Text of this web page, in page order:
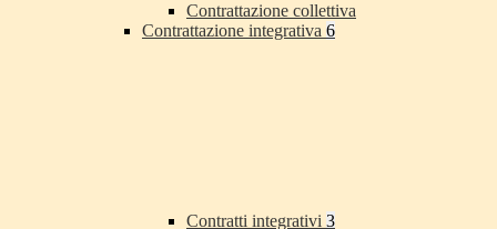
Contrattazione collettiva
Contrattazione integrativa 6
Contratti integrativi 3